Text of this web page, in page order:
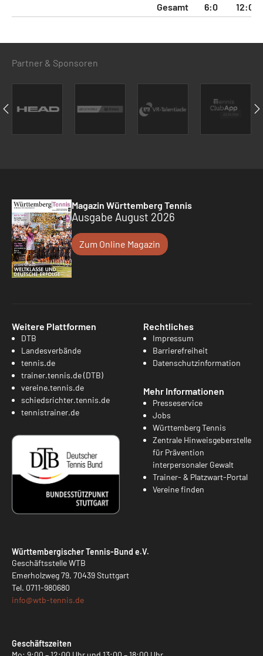
Gesamt
6:0 12:0
Partner & Sponsoren
Magazin Württemberg Tennis
Ausgabe August 2026
Zum Online Magazin
Weitere Plattformen
DTB
Landesverbände
tennis.de
trainer.tennis.de (DTB)
vereine.tennis.de
schiedsrichter.tennis.de
tennistrainer.de
Rechtliches
Impressum
Barrierefreiheit
Datenschutzinformation
Mehr Informationen
Presseservice
Jobs
Württemberg Tennis
Zentrale Hinweisgeberstelle
für Prävention
interpersonaler Gewalt
Trainer- & Platzwart-Portal
Vereine finden
Württembergischer Tennis-Bund e.V.
Geschäftsstelle WTB
Emerholzweg 79, 70439 Stuttgart
Tel. 0711-980680
info@wtb-tennis.de
Geschäftszeiten